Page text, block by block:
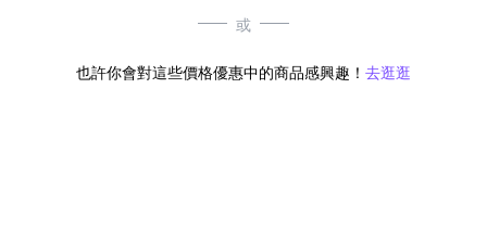
或
也許你會對這些價格優惠中的商品感興趣！ 去逛逛